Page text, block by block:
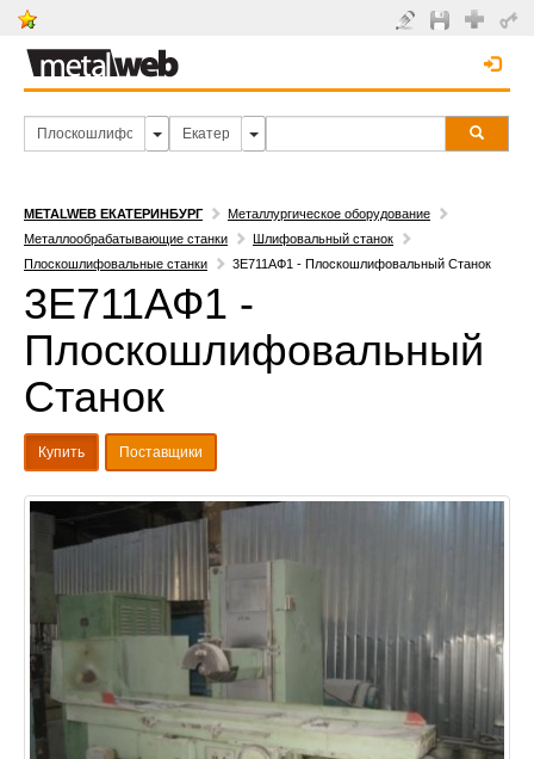
METALWEB ЕКАТЕРИНБУРГ
Металлургическое оборудование
Металлообрабатывающие станки
Шлифовальный станок
Плоскошлифовальные станки
3Е711АФ1 - Плоскошлифовальный Станок
3Е711АФ1 -
Плоскошлифовальный
Станок
Купить Поставщики